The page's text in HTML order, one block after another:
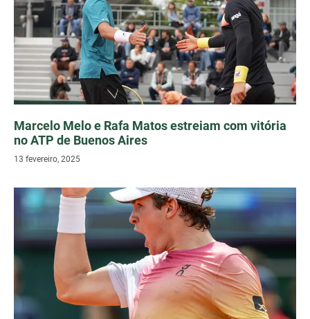
Marcelo Melo e Rafa Matos estreiam com vitória
no ATP de Buenos Aires
13 fevereiro, 2025